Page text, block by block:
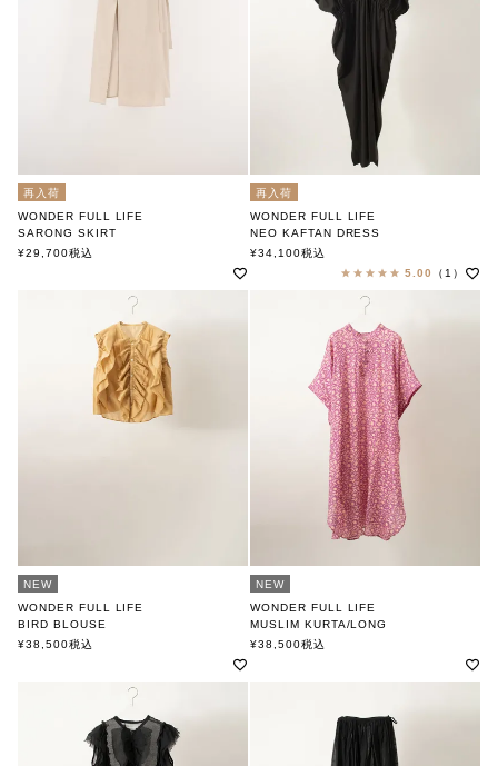
再入荷
WONDER FULL LIFE
SARONG SKIRT
ワンダフルライフ
¥29,700税込
再入荷
WONDER FULL LIFE
NEO KAFTAN DRESS
「ネオカフタンドレス」
¥34,100税込
5.00
（1）
NEW
WONDER FULL LIFE
BIRD BLOUSE
ワンダフルライフ
¥38,500税込
NEW
WONDER FULL LIFE
MUSLIM KURTA/LONG
ワンダフルライフ
¥38,500税込